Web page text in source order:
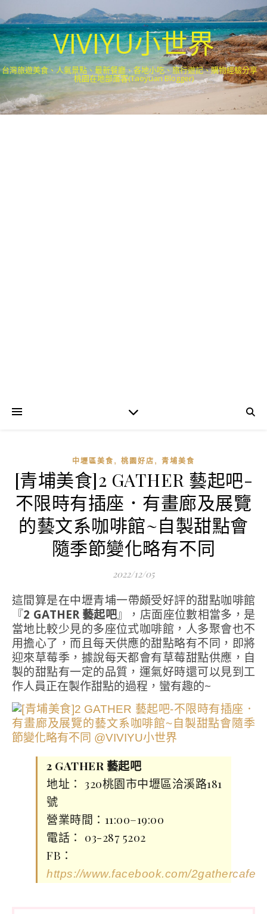
VIVIYU小世界
台灣旅遊美食、人氣景點、最新餐廳、各地小吃、旅行遊記、購物經驗分享．
桃園在地部落客(Taoyuan Blogger)
中壢區美食 , 桃園好店 , 青埔美食
[青埔美食]2 GATHER 藝起吧-
不限時有插座．有畫廊及展覽
的藝文系咖啡館~自製甜點會
隨季節變化略有不同
2022/12/05
這間算是在中壢青埔一帶頗受好評的甜點咖啡館
『2 GATHER 藝起吧』，店面座位數相當多，是
當地比較少見的多座位式咖啡館，人多聚會也不
用擔心了，而且每天供應的甜點略有不同，即將
迎來草莓季，據說每天都會有草莓甜點供應，自
製的甜點有一定的品質，運氣好時還可以見到工
作人員正在製作甜點的過程，蠻有趣的~
2 GATHER 藝起吧
地址： 320桃園市中壢區洽溪路181
號
營業時間：11:00–19:00
電話： 03-287 5202
FB：
https://www.facebook.com/2gathercafe/